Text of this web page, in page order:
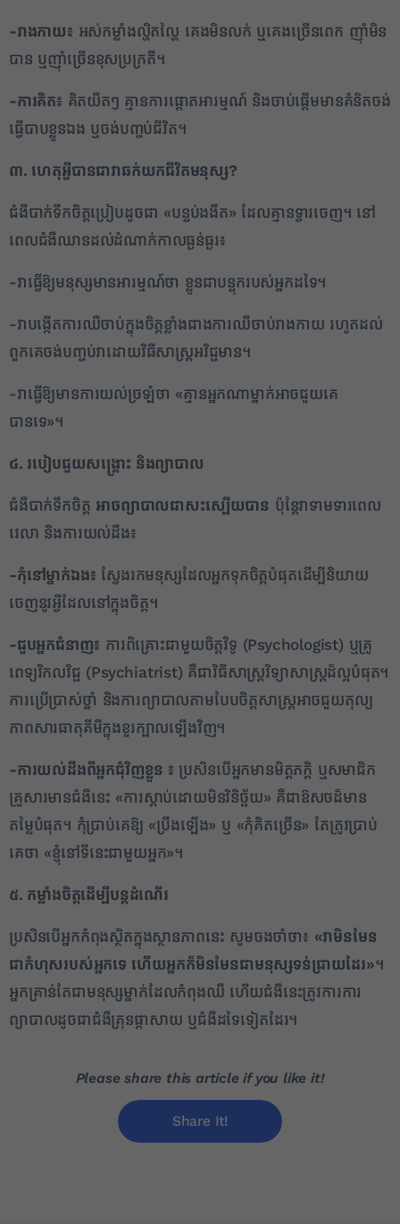
-រាងកាយ៖អស់កម្លាំងល្ហិតល្ហៃ គេងមិនលក់ ឬគេងច្រើនពេក ញ៉ាំមិន
បាន ឬញ៉ាំច្រើនខុសប្រក្រតី។
-ការគិត៖គិតយឺតៗ គ្មានការផ្តោតអារម្មណ៍ និងចាប់ផ្តើមមានគំនិតចង់
ធ្វើបាបខ្លួនឯង ឬចង់បញ្ចប់ជីវិត។
៣. ហេតុអ្វីបានជាវាឆក់យកជីវិតមនុស្ស?
ជំងឺបាក់ទឹកចិត្តប្រៀបដូចជា «បន្ទប់ងងឹត» ដែលគ្មានទ្វារចេញ។ នៅ
ពេលជំងឺឈានដល់ដំណាក់កាលធ្ងន់ធ្ងរ៖
-វាធ្វើឱ្យមនុស្សមានអារម្មណ៍ថា ខ្លួនជាបន្ទុករបស់អ្នកដទៃ។
-វាបង្កើតការឈឺចាប់ក្នុងចិត្តខ្លាំងជាងការឈឺចាប់រាងកាយ រហូតដល់
ពួកគេចង់បញ្ចប់វាដោយវិធីសាស្ត្រអវិជ្ជមាន។
-វាធ្វើឱ្យមានការយល់ច្រឡំថា «គ្មានអ្នកណាម្នាក់អាចជួយគេ
បានទេ»។
៤. របៀបជួយសង្គ្រោះ និងព្យាបាល
ជំងឺបាក់ទឹកចិត្ត អាចព្យាបាលជាសះស្បើយបាន ប៉ុន្តែវាទាមទារពេល
វេលា និងការយល់ដឹង៖
-កុំនៅម្នាក់ឯង៖ស្វែងរកមនុស្សដែលអ្នកទុកចិត្តបំផុតដើម្បីនិយាយ
ចេញនូវអ្វីដែលនៅក្នុងចិត្ត។
-ជួបអ្នកជំនាញ៖ ការពិគ្រោះជាមួយចិត្តវិទូ (Psychologist) ឬគ្រូ
ពេទ្យវិកលវិជ្ជ (Psychiatrist) គឺជាវិធីសាស្ត្រវិទ្យាសាស្ត្រដ៏ល្អបំផុត។
ការប្រើប្រាស់ថ្នាំ និងការព្យាបាលតាមបែបចិត្តសាស្ត្រអាចជួយតុល្យ
ភាពសារធាតុគីមីក្នុងខួរក្បាលឡើងវិញ។
-ការយល់ដឹងពីអ្នកជុំវិញខ្លួន ៖ប្រសិនបើអ្នកមានមិត្តភក្តិ ឬសមាជិក
គ្រួសារមានជំងឺនេះ «ការស្ដាប់ដោយមិនវិនិច្ឆ័យ» គឺជាឱសថដ៏មាន
តម្លៃបំផុត។ កុំប្រាប់គេឱ្យ «ប្រឹងឡើង» ឬ «កុំគិតច្រើន» តែត្រូវប្រាប់
គេថា «ខ្ញុំនៅទីនេះជាមួយអ្នក»។
៥. កម្លាំងចិត្តដើម្បីបន្តដំណើរ
ប្រសិនបើអ្នកកំពុងស្ថិតក្នុងស្ថានភាពនេះ សូមចងចាំថា៖ «វាមិនមែន
ជាកំហុសរបស់អ្នកទេ ហើយអ្នកក៏មិនមែនជាមនុស្សទន់ជ្រាយដែរ»។
អ្នកគ្រាន់តែជាមនុស្សម្នាក់ដែលកំពុងឈឺ ហើយជំងឺនេះត្រូវការការ
ព្យាបាលដូចជាជំងឺគ្រុនផ្តាសាយ ឬជំងឺដទៃទៀតដែរ។
Please share this article if you like it!
Share It!
✕